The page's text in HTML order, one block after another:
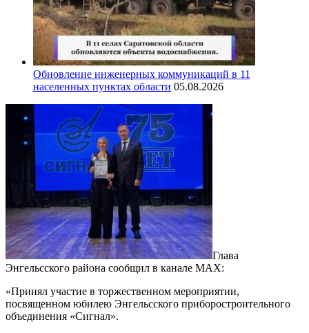
Обновление инженерных коммуникаций в 11
населенных пунктах области 05.08.2026
Глава
Энгельсского района сообщил в канале МАХ:
«Принял участие в торжественном мероприятии,
посвященном юбилею Энгельсского приборостроительного
объединения «Сигнал».